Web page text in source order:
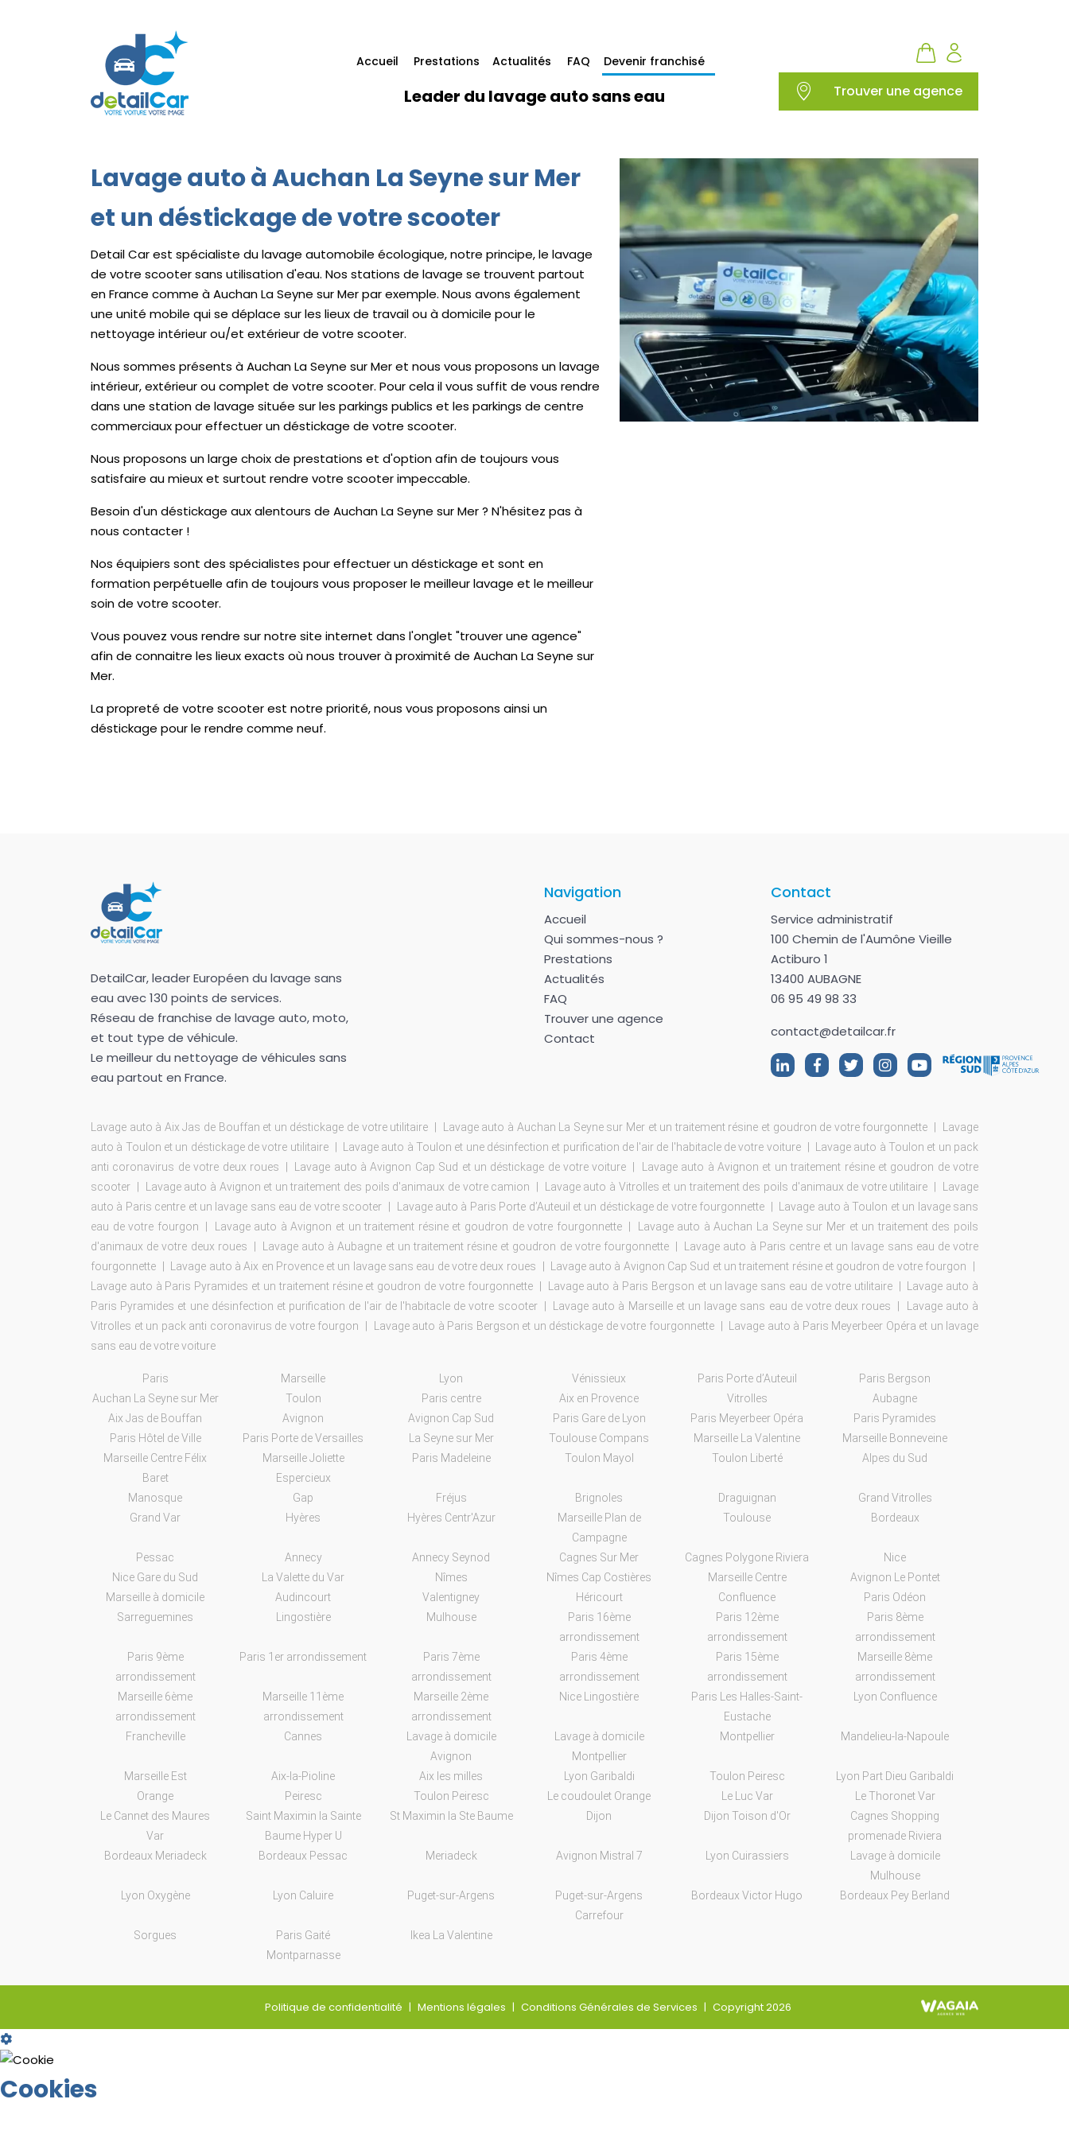
Accueil Prestations Actualités FAQ Devenir franchisé
Leader du lavage auto sans eau Trouver une agence
Lavage auto à Auchan La Seyne sur Mer
et un déstickage de votre scooter
Detail Car est spécialiste du lavage automobile écologique, notre principe, le lavage
de votre scooter sans utilisation d'eau. Nos stations de lavage se trouvent partout
en France comme à Auchan La Seyne sur Mer par exemple. Nous avons également
une unité mobile qui se déplace sur les lieux de travail ou à domicile pour le
nettoyage intérieur ou/et extérieur de votre scooter.
Nous sommes présents à Auchan La Seyne sur Mer et nous vous proposons un lavage
intérieur, extérieur ou complet de votre scooter. Pour cela il vous suffit de vous rendre
dans une station de lavage située sur les parkings publics et les parkings de centre
commerciaux pour effectuer un déstickage de votre scooter.
Nous proposons un large choix de prestations et d'option afin de toujours vous
satisfaire au mieux et surtout rendre votre scooter impeccable.
Besoin d'un déstickage aux alentours de Auchan La Seyne sur Mer ? N'hésitez pas à
nous contacter !
Nos équipiers sont des spécialistes pour effectuer un déstickage et sont en
formation perpétuelle afin de toujours vous proposer le meilleur lavage et le meilleur
soin de votre scooter.
Vous pouvez vous rendre sur notre site internet dans l'onglet "trouver une agence"
afin de connaitre les lieux exacts où nous trouver à proximité de Auchan La Seyne sur
Mer.
La propreté de votre scooter est notre priorité, nous vous proposons ainsi un
déstickage pour le rendre comme neuf.
DetailCar, leader Européen du lavage sans
eau avec 130 points de services.
Réseau de franchise de lavage auto, moto,
et tout type de véhicule.
Le meilleur du nettoyage de véhicules sans
eau partout en France.
Navigation
Accueil
Qui sommes-nous ?
Prestations
Actualités
FAQ
Trouver une agence
Contact
Contact
Service administratif
100 Chemin de l'Aumône Vieille
Actiburo 1
13400 AUBAGNE
06 95 49 98 33
contact@detailcar.fr
Lavage auto à Aix Jas de Bouffan et un déstickage de votre utilitaire Lavage auto à Auchan La Seyne sur Mer et un traitement résine et goudron de votre fourgonnette
Lavage
auto à Toulon et un déstickage de votre utilitaire
Lavage auto à Toulon et une désinfection et purification de l'air de l'habitacle de votre voiture
Lavage auto à Toulon et un pack
anti coronavirus de votre deux roues
Lavage auto à Avignon Cap Sud et un déstickage de votre voiture
Lavage auto à Avignon et un traitement résine et goudron de votre
scooter
Lavage auto à Avignon et un traitement des poils d'animaux de votre camion Lavage auto à Vitrolles et un traitement des poils d'animaux de votre utilitaire
Lavage
auto à Paris centre et un lavage sans eau de votre scooter
Lavage auto à Paris Porte d’Auteuil et un déstickage de votre fourgonnette
Lavage auto à Toulon et un lavage sans
eau de votre fourgon
Lavage auto à Avignon et un traitement résine et goudron de votre fourgonnette
Lavage auto à Auchan La Seyne sur Mer et un traitement des poils
d'animaux de votre deux roues
Lavage auto à Aubagne et un traitement résine et goudron de votre fourgonnette
Lavage auto à Paris centre et un lavage sans eau de votre
fourgonnette
Lavage auto à Aix en Provence et un lavage sans eau de votre deux roues
Lavage auto à Avignon Cap Sud et un traitement résine et goudron de votre fourgon
Lavage auto à Paris Pyramides et un traitement résine et goudron de votre fourgonnette
Lavage auto à Paris Bergson et un lavage sans eau de votre utilitaire
Lavage auto à
Paris Pyramides et une désinfection et purification de l'air de l'habitacle de votre scooter
Lavage auto à Marseille et un lavage sans eau de votre deux roues
Lavage auto à
Vitrolles et un pack anti coronavirus de votre fourgon
Lavage auto à Paris Bergson et un déstickage de votre fourgonnette
Lavage auto à Paris Meyerbeer Opéra et un lavage
sans eau de votre voiture
Paris Marseille Lyon Vénissieux Paris Porte d’Auteuil
Paris Bergson
Auchan La Seyne sur Mer
Toulon Paris centre Aix en Provence Vitrolles
Aubagne
Aix Jas de Bouffan
Avignon Avignon Cap Sud Paris Gare de Lyon Paris Meyerbeer Opéra
Paris Pyramides
Paris Hôtel de Ville
Paris Porte de Versailles La Seyne sur Mer Toulouse Compans Marseille La Valentine
Marseille Bonneveine
Marseille Centre Félix
Baret
Marseille Joliette
Espercieux
Paris Madeleine Toulon Mayol Toulon Liberté Alpes du Sud
Manosque Gap Fréjus Brignoles Draguignan
Grand Vitrolles
Grand Var
Hyères Hyères Centr'Azur
Marseille Plan de
Campagne
Toulouse Bordeaux
Pessac Annecy Annecy Seynod Cagnes Sur Mer Cagnes Polygone Riviera
Nice
Nice Gare du Sud
La Valette du Var Nîmes Nîmes Cap Costières Marseille Centre
Avignon Le Pontet
Marseille à domicile
Audincourt Valentigney Héricourt Confluence
Paris Odéon
Sarreguemines
Lingostière Mulhouse
Paris 16ème
arrondissement
Paris 12ème
arrondissement
Paris 8ème
arrondissement
Paris 9ème
arrondissement
Paris 1er arrondissement
Paris 7ème
arrondissement
Paris 4ème
arrondissement
Paris 15ème
arrondissement
Marseille 8ème
arrondissement
Marseille 6ème
arrondissement
Marseille 11ème
arrondissement
Marseille 2ème
arrondissement
Nice Lingostière
Paris Les Halles-Saint-
Eustache
Lyon Confluence
Francheville Cannes
Lavage à domicile
Avignon
Lavage à domicile
Montpellier
Montpellier Mandelieu-la-Napoule
Marseille Est Aix-la-Pioline Aix les milles Lyon Garibaldi Toulon Peiresc
Lyon Part Dieu Garibaldi
Orange
Peiresc Toulon Peiresc Le coudoulet Orange Le Luc Var
Le Thoronet Var
Le Cannet des Maures
Var
Saint Maximin la Sainte
Baume Hyper U
St Maximin la Ste Baume Dijon Dijon Toison d'Or
Cagnes Shopping
promenade Riviera
Bordeaux Meriadeck
Bordeaux Pessac Meriadeck Avignon Mistral 7 Lyon Cuirassiers
Lavage à domicile
Mulhouse
Lyon Oxygène
Lyon Caluire Puget-sur-Argens
Puget-sur-Argens
Carrefour
Bordeaux Victor Hugo Bordeaux Pey Berland
Sorgues
Paris Gaité
Montparnasse
Ikea La Valentine
Politique de confidentialité Mentions légales Conditions Générales de Services Copyright 2026
Cookie
Box
Settings
Cookies